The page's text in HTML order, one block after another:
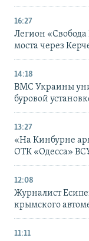
16:27
Легион «Свобода
моста через
14:18
ВМС Украины
буровой
13:27
«На Кинбурне
ОТК «Одесса»
12:08
Журналист
крымского
11:11